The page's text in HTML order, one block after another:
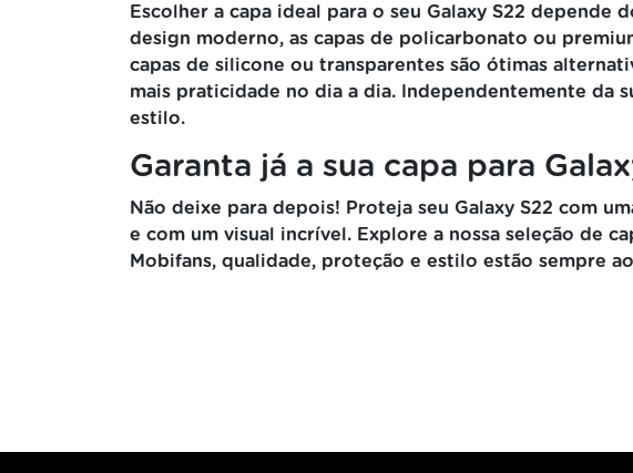
Escolher a capa ideal para o seu Galaxy S22
design moderno, as capas de policarbonato ou
capas de silicone ou transparentes são ótimas
mais praticidade no dia a dia. Independentemente da
estilo.
Garanta já a sua capa para
Não deixe para depois! Proteja seu Galaxy S22 com
e com um visual incrível. Explore a nossa seleção de
Mobifans, qualidade, proteção e estilo estão sempre